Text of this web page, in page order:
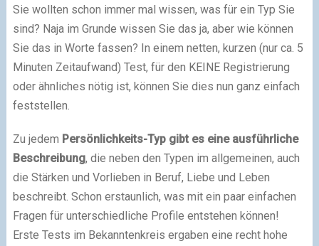
Sie wollten schon immer mal wissen, was für ein Typ Sie
sind? Naja im Grunde wissen Sie das ja, aber wie können
Sie das in Worte fassen? In einem netten, kurzen (nur ca. 5
Minuten Zeitaufwand) Test, für den KEINE Registrierung
oder ähnliches nötig ist, können Sie dies nun ganz einfach
feststellen.
Zu jedem Persönlichkeits-Typ gibt es eine ausführliche
Beschreibung, die neben den Typen im allgemeinen, auch
die Stärken und Vorlieben in Beruf, Liebe und Leben
beschreibt. Schon erstaunlich, was mit ein paar einfachen
Fragen für unterschiedliche Profile entstehen können!
Erste Tests im Bekanntenkreis ergaben eine recht hohe